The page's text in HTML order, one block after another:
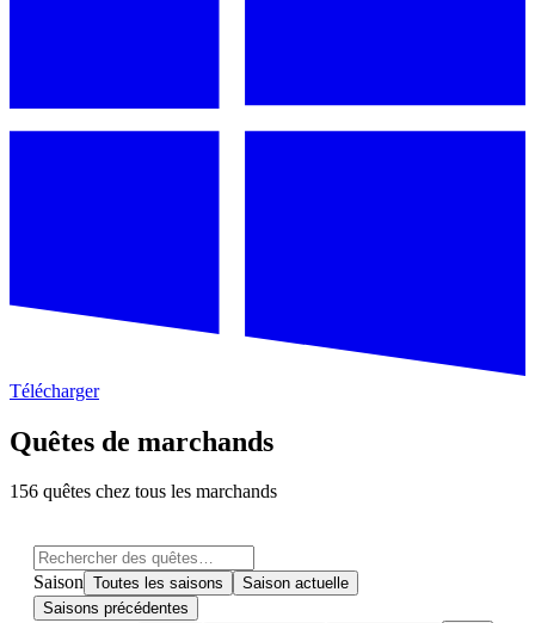
Télécharger
Quêtes de marchands
156 quêtes chez tous les marchands
Saison Toutes les saisons
Saison actuelle
Saisons précédentes